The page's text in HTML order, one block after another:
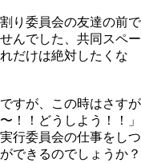
り委員会の友達の前で
んでした、共同スペー
だけは絶対したくな
すが、この時はさすが
！！どうしよう！！」
行委員会の仕事をしつ
できるのでしょうか？